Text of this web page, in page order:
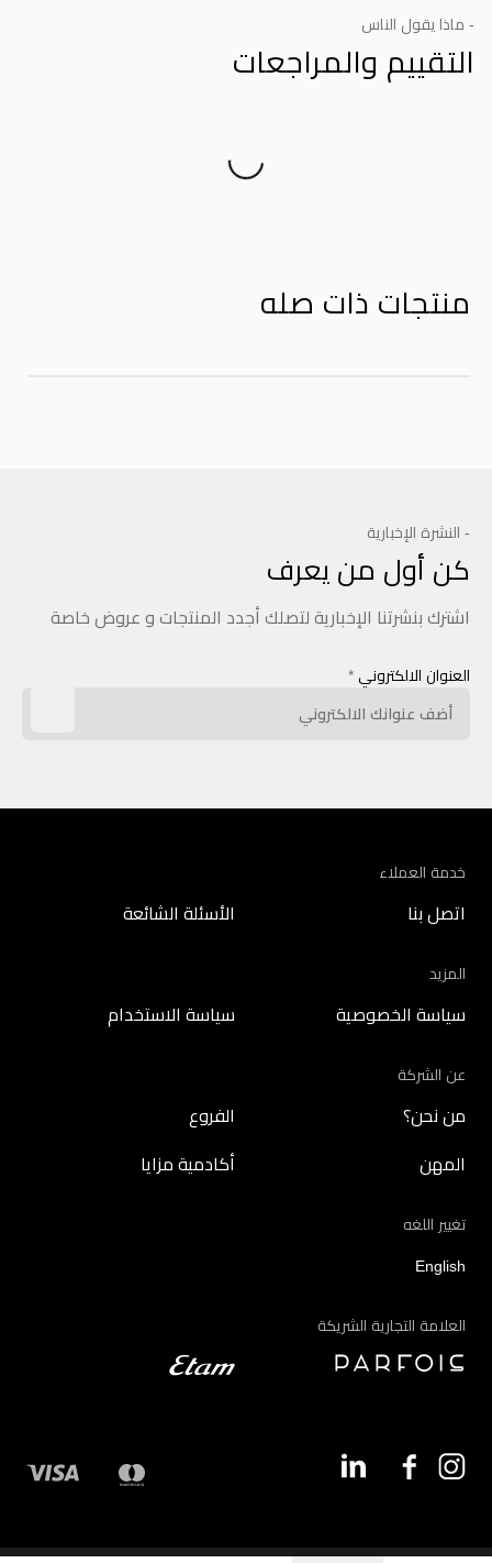
- ماذا يقول الناس
التقييم والمراجعات
منتجات ذات صله
- النشرة الإخبارية
كن أول من يعرف
اشترك بنشرتنا الإخبارية لتصلك أجدد المنتجات و عروض خاصة
العنوان الالكتروني *
خدمة العملاء
اتصل بنا الأسئلة الشائعة
المزيد
سياسة الخصوصية سياسة الاستخدام
عن الشركة
من نحن؟ الفروع
المهن أكادمية مزايا
تغيير اللغه
English
العلامة التجارية الشريكة